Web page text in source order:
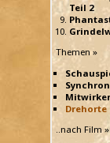
Teil 2
Themen »
Drehorte
..nach Film »